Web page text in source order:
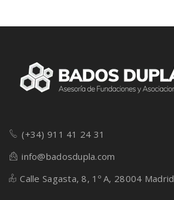
(+34) 911 41 24 31
info@badosdupla.com
Calle Sagasta, 8, 1º A, 28004 Madrid